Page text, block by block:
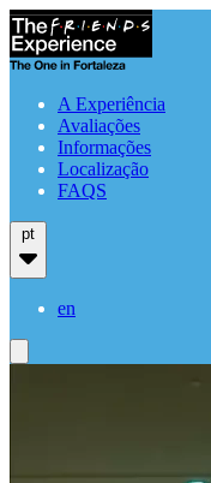
A Experiência
Avaliações
Informações
Localização
FAQS
pt
en